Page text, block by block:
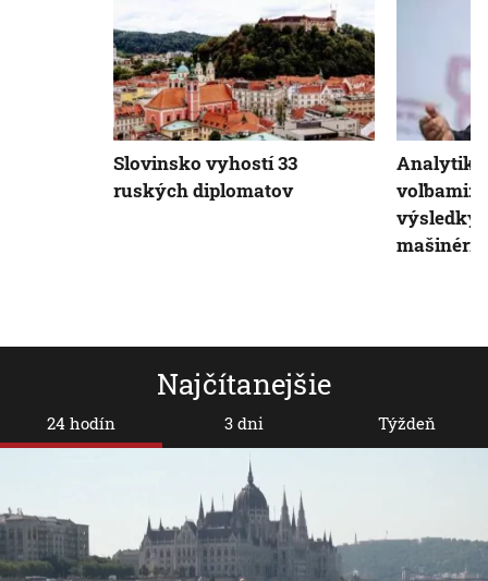
Najčítanejšie
24 hodín 3 dni Týždeň
Slovinsko vyhostí 33
ruských diplomatov
Analytik
voľbami:
výsledky